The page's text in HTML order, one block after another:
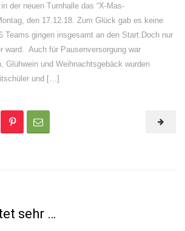
der neuen Turnhalle das “X-Mas-
den 17.12.18. Zum Glück gab es keine
Teams gingen insgesamt an den Start.Doch nur
ward. Auch für Pausenversorgung war
Glühwein und Weihnachtsgebäck wurden
und […]
sehr …